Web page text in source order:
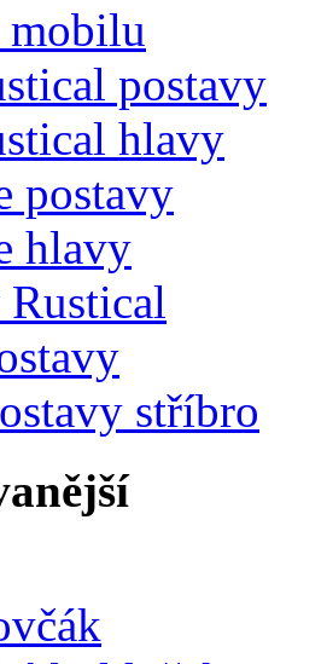
mobilu
postavy
hlavy
postavy
hlavy
stříbro